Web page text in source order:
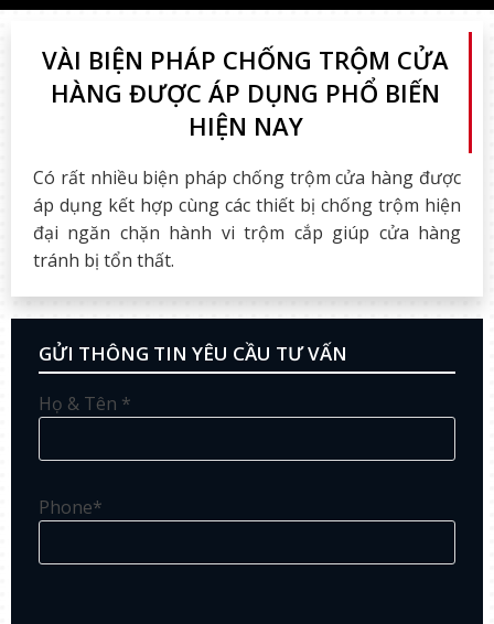
VÀI BIỆN PHÁP CHỐNG TRỘM CỬA
HÀNG ĐƯỢC ÁP DỤNG PHỔ BIẾN
HIỆN NAY
Có rất nhiều biện pháp chống trộm cửa hàng được
áp dụng kết hợp cùng các thiết bị chống trộm hiện
đại ngăn chặn hành vi trộm cắp giúp cửa hàng
tránh bị tổn thất.
GỬI THÔNG TIN YÊU CẦU TƯ VẤN
Họ & Tên *
Phone*